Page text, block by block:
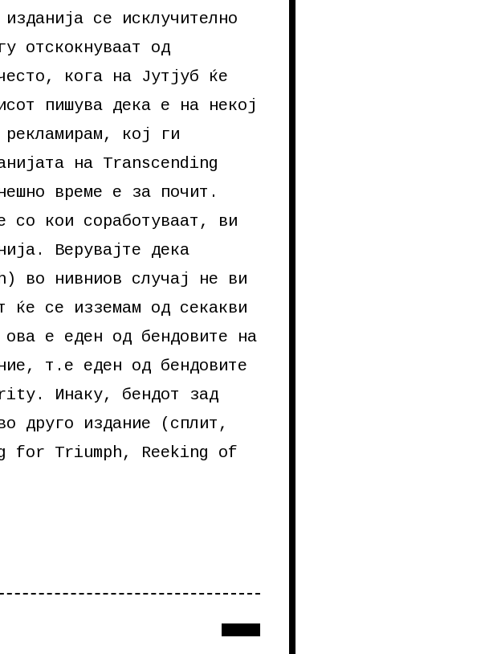
се исклучително
отскокнуваат од
кога на Јутјуб ќе
пишува дека е на некој
кој ги
на Transcending
време е за почит.
со кои соработуваат, ви
Верувајте дека
во нивниов случај не ви
ќе се изземам од секакви
е еден од бендовите на
т.е еден од бендовите
Инаку, бендот зад
друго издание (сплит,
for Triumph, Reeking of